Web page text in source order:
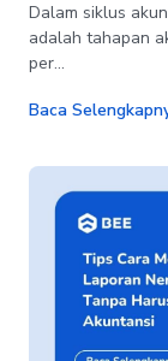
Dalam siklus
adalah tahapan
per...
Baca